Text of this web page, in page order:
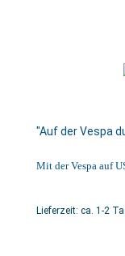
"Auf der Vespa
Mit der Vespa auf
Lieferzeit: ca. 1-2